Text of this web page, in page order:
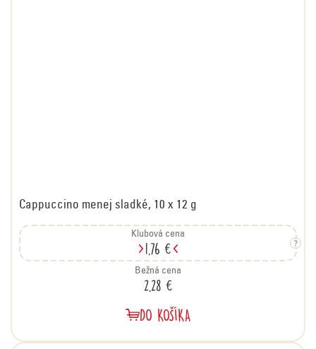
Cappuccino menej sladké, 10 x 12 g
Klubová cena
1,76 €
Bežná cena
2,28 €
DO KOŠÍKA